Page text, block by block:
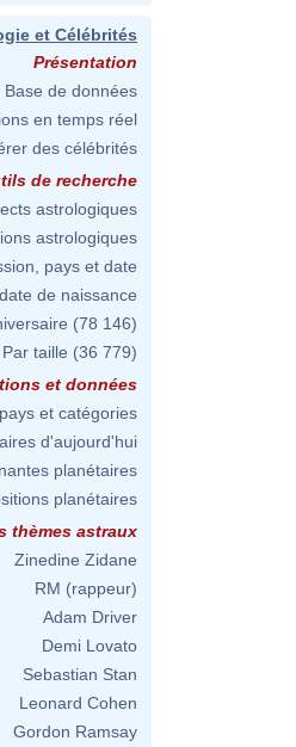
et Célébrités
Présentation
Base de données
en temps réel
des célébrités
de recherche
astrologiques
astrologiques
pays et date
de naissance
(78 146)
Par taille (36 779)
et données
et catégories
d'aujourd'hui
planétaires
planétaires
thèmes astraux
Zinedine Zidane
RM (rappeur)
Adam Driver
Demi Lovato
Sebastian Stan
Leonard Cohen
Gordon Ramsay